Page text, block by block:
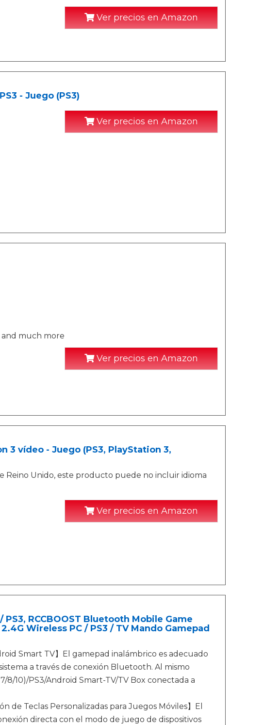
Ver precios en Amazon
- Juego (PS3)
Ver precios en Amazon
much more
Ver precios en Amazon
3 vídeo - Juego (PS3, PlayStation 3,
Unido, este producto puede no incluir idioma
Ver precios en Amazon
RCCBOOST Bluetooth Mobile Game
Wireless PC / PS3 / TV Mando Gamepad
Smart TV】El gamepad inalámbrico es adecuado
a través de conexión Bluetooth. Al mismo
8/10)/PS3/Android Smart-TV/TV Box conectada a
de Teclas Personalizadas para Juegos Móviles】El
directa con el modo de juego de dispositivos